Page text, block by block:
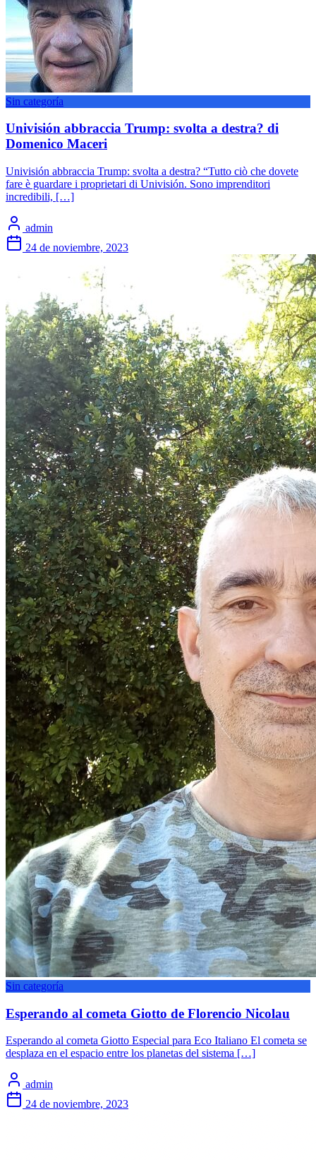
Sin categoría
Univisión abbraccia Trump: svolta a destra? di
Domenico Maceri
Univisión abbraccia Trump: svolta a destra? “Tutto ciò che dovete
fare è guardare i proprietari di Univisión. Sono imprenditori
incredibili, […]
admin
24 de noviembre, 2023
Sin categoría
Esperando al cometa Giotto de Florencio Nicolau
Esperando al cometa Giotto Especial para Eco Italiano El cometa se
desplaza en el espacio entre los planetas del sistema […]
admin
24 de noviembre, 2023